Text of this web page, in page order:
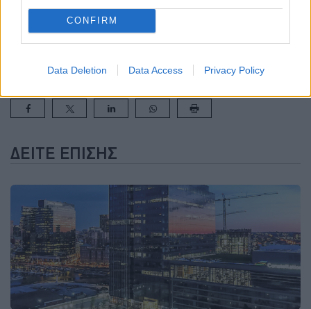
CONFIRM
Data Deletion Data Access Privacy Policy
ΗΠΑ: Σχεδιάζουν παράταση εξαίρεσης κυρώσεων
για το ρωσικό πετρέλαιο
ΔΕΊΤΕ ΕΠΊΣΗΣ